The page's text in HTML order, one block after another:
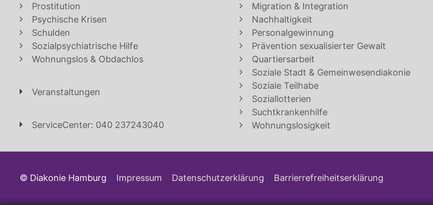
Prostitution
Psychische Krisen
Schulden
Sozialpsychiatrische Hilfe
Wohnungslos & Obdachlos
Veranstaltungen
ServiceCenter: 040 237243040
Migration & Integration
Nachhaltigkeit
Personalgewinnung
Prävention sexualisierter Gewalt
Quartiersarbeit
Soziale Stadt & Gemeinwesendiakonie
Soziale Teilhabe
Soziallotterien
Suchtkrankenhilfe
Wohnungslosigkeit
© Diakonie Hamburg Impressum Datenschutzerklärung Barrierrefreiheitserklärung